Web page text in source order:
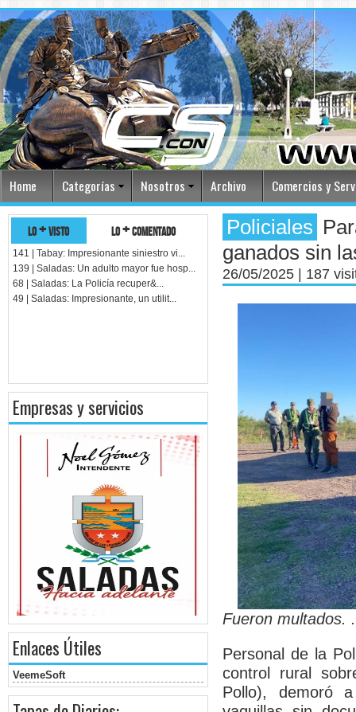
Home Categorías Nosotros Archivo Comercios y
lo + visto lo + comentado
141 | Tabay: Impresionante siniestro vi...
139 | Saladas: Un adulto mayor fue hosp...
68 | Saladas: La Policía recuper&...
49 | Saladas: Impresionante, un utilit...
Empresas y servicios
Enlaces Útiles
VeemeSoft
Policiales
ganados sin
26/05/2025 | 187
Fueron multados. .
Personal de la
control rural
Pollo), demoró